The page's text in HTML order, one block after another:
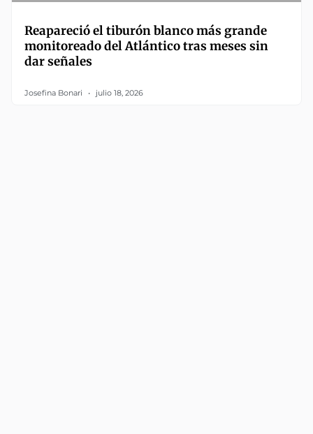
Reapareció el tiburón blanco más grande
monitoreado del Atlántico tras meses sin
dar señales
Josefina Bonari julio 18, 2026